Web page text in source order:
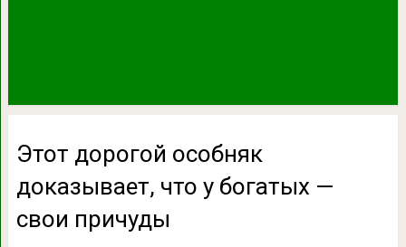
Этот дорогой особняк
доказывает, что у богатых —
свои причуды